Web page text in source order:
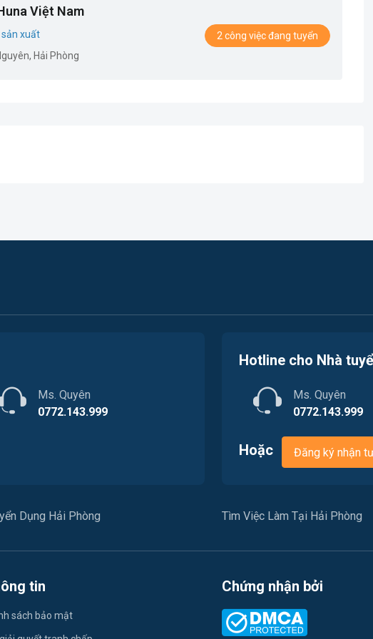
Việt Nam
xuất
Hải Phòng
2 công việc đang tuyển
Ms. Quyên
0772.143.999
Hotline cho Nhà
Ms. Quyên
0772.143.999
Hoặc Đăng ký nhận
Dụng Hải Phòng Tìm Việc Làm Tại Hải Phòng
tin
sách bảo mật
Chứng nhận bởi